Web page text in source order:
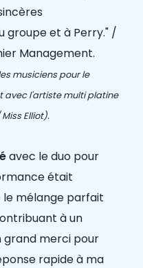
groupe et à Perry." /
Management.
musiciens pour le
avec l'artiste multi platine
Elliot).
avec le duo pour
était
le mélange parfait
à un
grand merci pour
rapide à ma